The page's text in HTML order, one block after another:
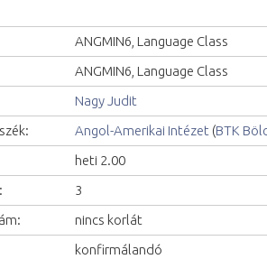
ANGMIN6, Language Class
ANGMIN6, Language Class
Nagy Judit
Angol-Amerikai Intézet (BTK
heti 2.00
3
nincs korlát
konfirmálandó